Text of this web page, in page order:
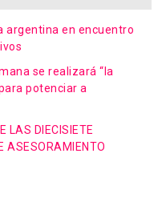
argentina en encuentro
se realizará “la
potenciar a
LAS DIECISIETE
ASESORAMIENTO